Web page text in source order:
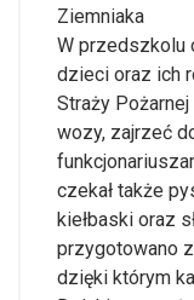
Ziemniaka
W przedszkolu
dzieci oraz ich
Straży
wozy, zajrzeć
czekał także
kiełbaski oraz
przygotowano
dzięki którym